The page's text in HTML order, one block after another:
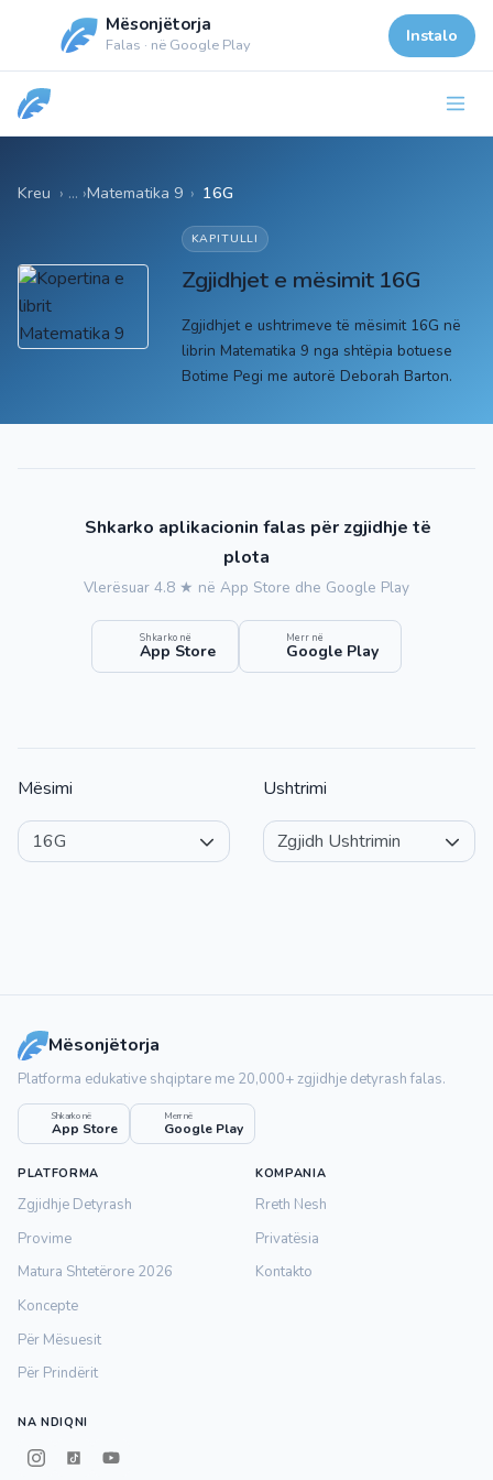
Mësonjëtorja
Falas · në Google Play Instalo
Kreu Matematika 9 › 16G
KAPITULLI
Zgjidhjet e mësimit 16G
Zgjidhjet e ushtrimeve të mësimit 16G në
librin Matematika 9 nga shtëpia botuese
Botime Pegi me autorë Deborah Barton.
Shkarko aplikacionin falas për zgjidhje të
plota
Vlerësuar 4.8 ★ në App Store dhe Google Play
Shkarko në
App Store
Merr në
Google Play
Mësimi Ushtrimi
Mësonjëtorja
Platforma edukative shqiptare me 20,000+ zgjidhje detyrash falas.
Shkarko në
App Store
Merr në
Google Play
PLATFORMA
Zgjidhje Detyrash
Provime
Matura Shtetërore 2026
Koncepte
Për Mësuesit
Për Prindërit
KOMPANIA
Rreth Nesh
Privatësia
Kontakto
NA NDIQNI